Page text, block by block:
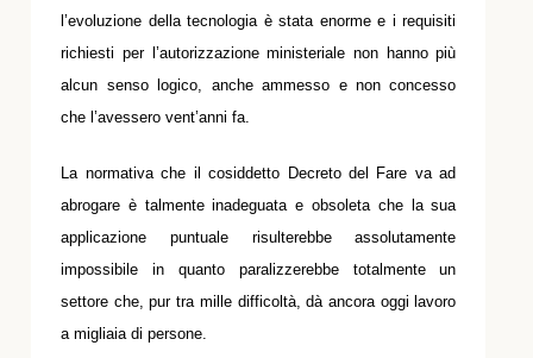
l’evoluzione della tecnologia è stata enorme e i requisiti
richiesti per l’autorizzazione ministeriale non hanno più
alcun senso logico, anche ammesso e non concesso
che l’avessero vent’anni fa.
La normativa che il cosiddetto Decreto del Fare va ad
abrogare è talmente inadeguata e obsoleta che la sua
applicazione puntuale risulterebbe assolutamente
impossibile in quanto paralizzerebbe totalmente un
settore che, pur tra mille difficoltà, dà ancora oggi lavoro
a migliaia di persone.